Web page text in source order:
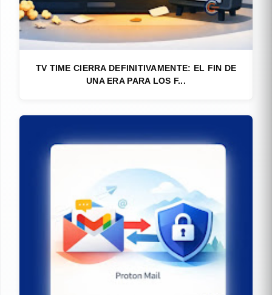
TV TIME CIERRA DEFINITIVAMENTE: EL FIN DE
UNA ERA PARA LOS F...